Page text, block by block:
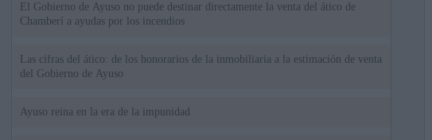
El Gobierno de Ayuso no puede destinar directamente la venta del ático de
Chamberí a ayudas por los incendios
Las cifras del ático: de los honorarios de la inmobiliaria a la estimación de venta
del Gobierno de Ayuso
Ayuso reina en la era de la impunidad